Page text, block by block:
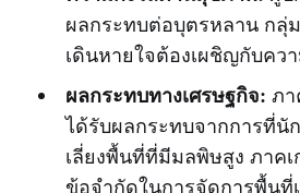
ผลกระทบต่อบุตรหลาน กลุ่
เดินหายใจต้องเผชิญกับคว
ผลกระทบทางเศรษฐกิจ: ภา
ได้รับผลกระทบจากการที่นั
เลี่ยงพื้นที่ที่มีมลพิษสูง ภาค
ข้อจำกัดในการจัดการพื้นที่